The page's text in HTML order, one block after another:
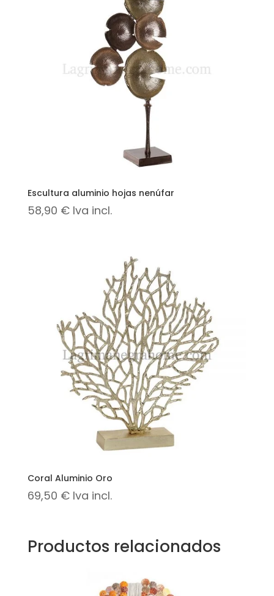
Escultura aluminio hojas nenúfar
58,90 € Iva incl.
Coral Aluminio Oro
69,50 € Iva incl.
Productos relacionados